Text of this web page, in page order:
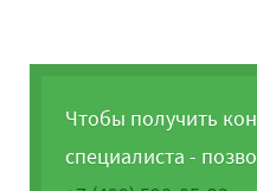
Чтобы получить
специалиста -